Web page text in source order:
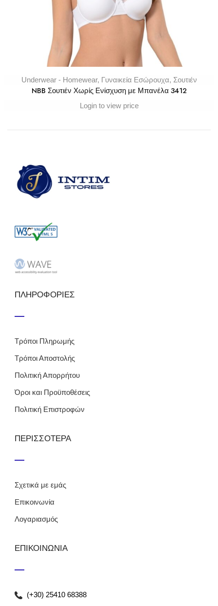
Underwear - Homewear, Γυναικεία Εσώρουχα, Σουτιέν
NBB Σουτιέν Χωρίς Ενίσχυση με Μπανέλα 3412
Login to view price
ΠΛΗΡΟΦΟΡΙΕΣ
Τρόποι Πληρωμής
Τρόποι Αποστολής
Πολιτική Απορρήτου
Όροι και Προϋποθέσεις
Πολιτική Επιστροφών
ΠΕΡΙΣΣΟΤΕΡΑ
Σχετικά με εμάς
Επικοινωνία
Λογαριασμός
ΕΠΙΚΟΙΝΩΝΙΑ
(+30) 25410 68388